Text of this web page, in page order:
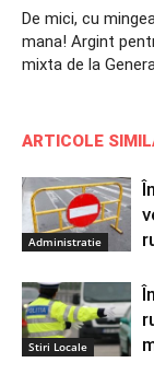
De mici, cu
mana! Argint
mixta de la
ARTICOLE
Administratie
Stiri Locale